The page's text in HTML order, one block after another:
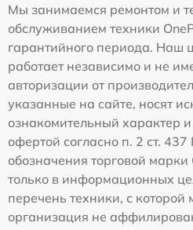
Мы занимаемся ремонтом и
обслуживанием техники
гарантийного периода. Наш
работает независимо и не
авторизации от
указанные на сайте, носят
ознакомительный характер
офертой согласно п. 2 ст.
обозначения торговой
только в информационных
перечень техники, с
организация не